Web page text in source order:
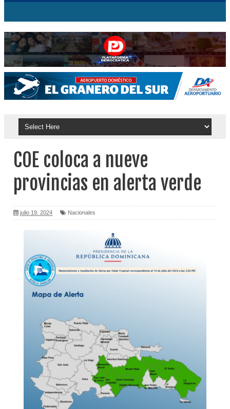
COE coloca a nueve
provincias en alerta verde
julio 19, 2024 Nacionales